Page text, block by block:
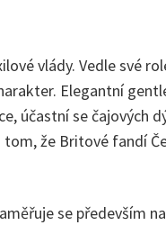
vlády. Vedle své
Elegantní
účastní se
že Britové fandí
se především